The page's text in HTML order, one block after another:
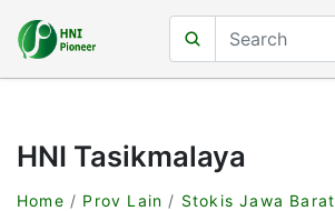
HNI Tasikmalaya
Home / Prov Lain / Stokis Jawa Barat